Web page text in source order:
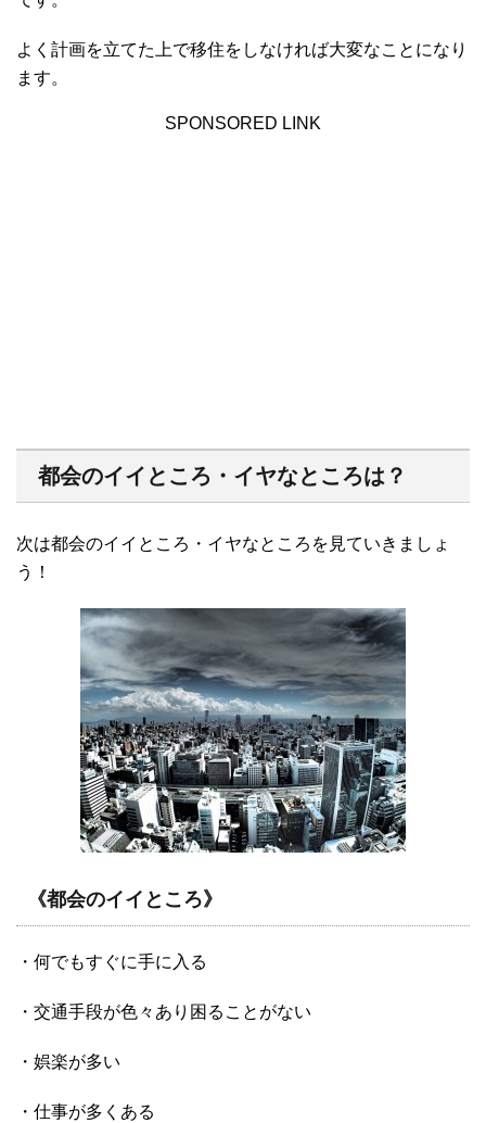
よく計画を立てた上で移住をしなければ大変なことになり
ます。
SPONSORED LINK
都会のイイところ・イヤなところは？
次は都会のイイところ・イヤなところを見ていきましょ
う！
《都会のイイところ》
・何でもすぐに手に入る
・交通手段が色々あり困ることがない
・娯楽が多い
・仕事が多くある